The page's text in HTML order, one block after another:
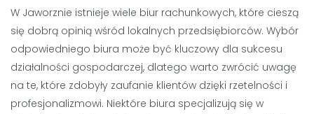
W Jaworznie istnieje wiele biur rachunkowych, które cieszą
się dobrą opinią wśród lokalnych przedsiębiorców. Wybór
odpowiedniego biura może być kluczowy dla sukcesu
działalności gospodarczej, dlatego warto zwrócić uwagę
na te, które zdobyły zaufanie klientów dzięki rzetelności i
profesjonalizmowi. Niektóre biura specjalizują się w